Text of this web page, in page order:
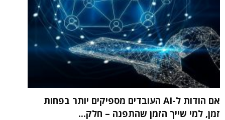
אם הודות ל-AI העובדים מספיקים יותר בפחות
זמן, למי שייך הזמן שהתפנה – חלק...